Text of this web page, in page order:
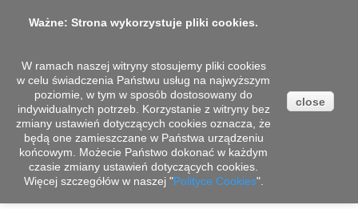
Koszyk (pusty)
Ważne: Strona wykorzystuje pliki cookies.
W ramach naszej witryny stosujemy pliki cookies
w celu świadczenia Państwu usług na najwyższym
poziomie, w tym w sposób dostosowany do
indywidualnych potrzeb. Korzystanie z witryny bez
zmiany ustawień dotyczących cookies oznacza, że
będą one zamieszczane w Państwa urządzeniu
końcowym. Możecie Państwo dokonać w każdym
czasie zmiany ustawień dotyczących cookies.
Więcej szczegółów w naszej "Polityce Cookies".
close